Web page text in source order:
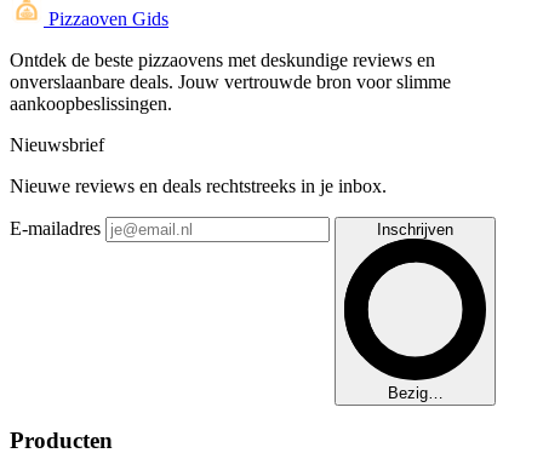
Pizzaoven Gids
Ontdek de beste pizzaovens met deskundige reviews en
onverslaanbare deals. Jouw vertrouwde bron voor slimme
aankoopbeslissingen.
Nieuwsbrief
Nieuwe reviews en deals rechtstreeks in je inbox.
E-mailadres Inschrijven
Bezig…
Producten